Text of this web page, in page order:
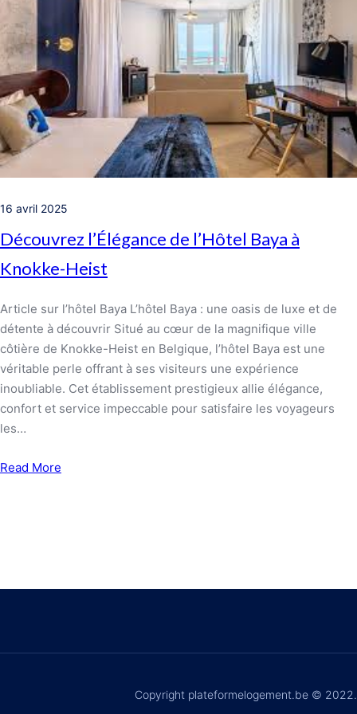
16 avril 2025
Découvrez l’Élégance de l’Hôtel Baya à
Knokke-Heist
Article sur l’hôtel Baya L’hôtel Baya : une oasis de luxe et de
détente à découvrir Situé au cœur de la magnifique ville
côtière de Knokke-Heist en Belgique, l’hôtel Baya est une
véritable perle offrant à ses visiteurs une expérience
inoubliable. Cet établissement prestigieux allie élégance,
confort et service impeccable pour satisfaire les voyageurs
les…
Read More
Copyright plateformelogement.be © 2022.